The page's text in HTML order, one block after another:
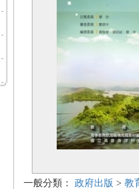
一般分類： 政府出版 > 教